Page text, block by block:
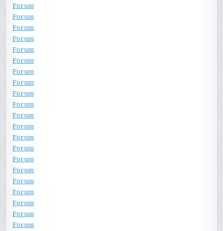
Forum
Forum
Forum
Forum
Forum
Forum
Forum
Forum
Forum
Forum
Forum
Forum
Forum
Forum
Forum
Forum
Forum
Forum
Forum
Forum
Forum